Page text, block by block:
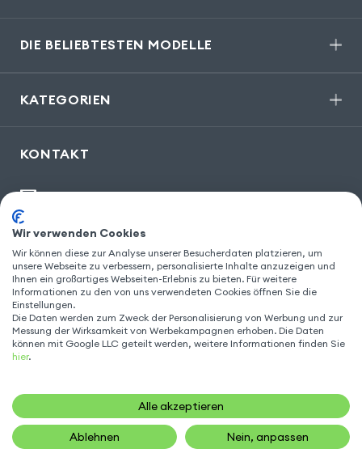
DIE BELIEBTESTEN MODELLE
KATEGORIEN
KONTAKT
kontakt@gsm55.de
30, bis rue Girard
FOLGEN SIE UNS
Wir verwenden Cookies
Wir können diese zur Analyse unserer Besucherdaten platzieren, um
unsere Webseite zu verbessern, personalisierte Inhalte anzuzeigen und
Ihnen ein großartiges Webseiten-Erlebnis zu bieten. Für weitere
Informationen zu den von uns verwendeten Cookies öffnen Sie die
Einstellungen.
Die Daten werden zum Zweck der Personalisierung von Werbung und zur
Messung der Wirksamkeit von Werbekampagnen erhoben. Die Daten
können mit Google LLC geteilt werden, weitere Informationen finden Sie
hier.
Alle akzeptieren
Ablehnen Nein, anpassen